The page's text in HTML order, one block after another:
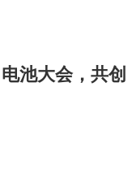
池大会，共创